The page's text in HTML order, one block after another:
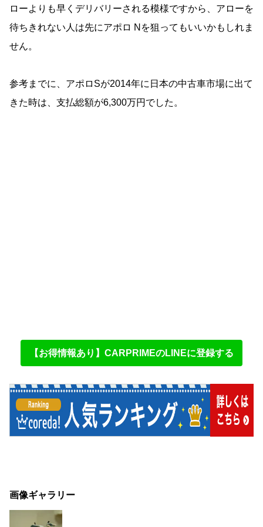
ローよりも早くデリバリーされる模様ですから、アローを
待ちきれない人は先にアポロ Nを狙ってもいいかもしれま
せん。
参考までに、アポロSが2014年に日本の中古車市場に出て
きた時は、支払総額が6,300万円でした。
【お得情報あり】CARPRIMEのLINEに登録する
画像ギャラリー